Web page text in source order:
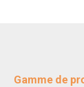
Gamme de